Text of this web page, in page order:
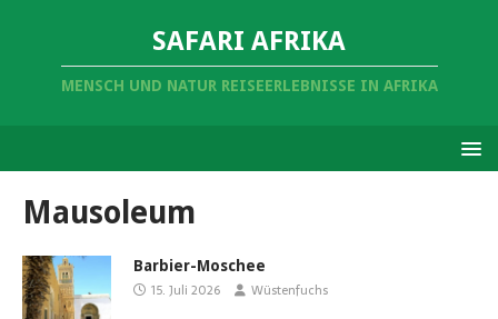
SAFARI AFRIKA
MENSCH UND NATUR REISEERLEBNISSE IN AFRIKA
Mausoleum
Barbier-Moschee
15. Juli 2026 Wüstenfuchs